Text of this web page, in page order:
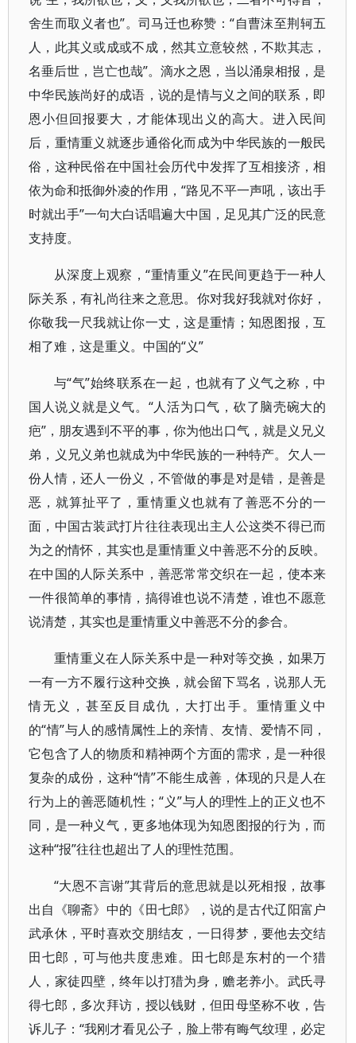
舍生而取义者也”。司马迁也称赞：“自曹沫至荆轲五
人，此其义或成或不成，然其立意较然，不欺其志，
名垂后世，岂亡也哉”。滴水之恩，当以涌泉相报，是
中华民族尚好的成语，说的是情与义之间的联系，即
恩小但回报要大，才能体现出义的高大。进入民间
后，重情重义就逐步通俗化而成为中华民族的一般民
俗，这种民俗在中国社会历代中发挥了互相接济，相
依为命和抵御外凌的作用，“路见不平一声吼，该出手
时就出手”一句大白话唱遍大中国，足见其广泛的民意
支持度。
从深度上观察，“重情重义”在民间更趋于一种人
际关系，有礼尚往来之意思。你对我好我就对你好，
你敬我一尺我就让你一丈，这是重情；知恩图报，互
相了难，这是重义。中国的“义”
与“气”始终联系在一起，也就有了义气之称，中
国人说义就是义气。“人活为口气，砍了脑壳碗大的
疤”，朋友遇到不平的事，你为他出口气，就是义兄义
弟，义兄义弟也就成为中华民族的一种特产。欠人一
份人情，还人一份义，不管做的事是对是错，是善是
恶，就算扯平了，重情重义也就有了善恶不分的一
面，中国古装武打片往往表现出主人公这类不得已而
为之的情怀，其实也是重情重义中善恶不分的反映。
在中国的人际关系中，善恶常常交织在一起，使本来
一件很简单的事情，搞得谁也说不清楚，谁也不愿意
说清楚，其实也是重情重义中善恶不分的参合。
重情重义在人际关系中是一种对等交换，如果万
一有一方不履行这种交换，就会留下骂名，说那人无
情无义，甚至反目成仇，大打出手。重情重义中
的“情”与人的感情属性上的亲情、友情、爱情不同，
它包含了人的物质和精神两个方面的需求，是一种很
复杂的成份，这种“情”不能生成善，体现的只是人在
行为上的善恶随机性；“义”与人的理性上的正义也不
同，是一种义气，更多地体现为知恩图报的行为，而
这种“报”往往也超出了人的理性范围。
“大恩不言谢”其背后的意思就是以死相报，故事
出自《聊斋》中的《田七郎》，说的是古代辽阳富户
武承休，平时喜欢交朋结友，一日得梦，要他去交结
田七郎，可与他共度患难。田七郎是东村的一个猎
人，家徒四壁，终年以打猎为身，赡老养小。武氏寻
得七郎，多次拜访，授以钱财，但田母坚称不收，告
诉儿子：“我刚才看见公子，脸上带有晦气纹理，必定